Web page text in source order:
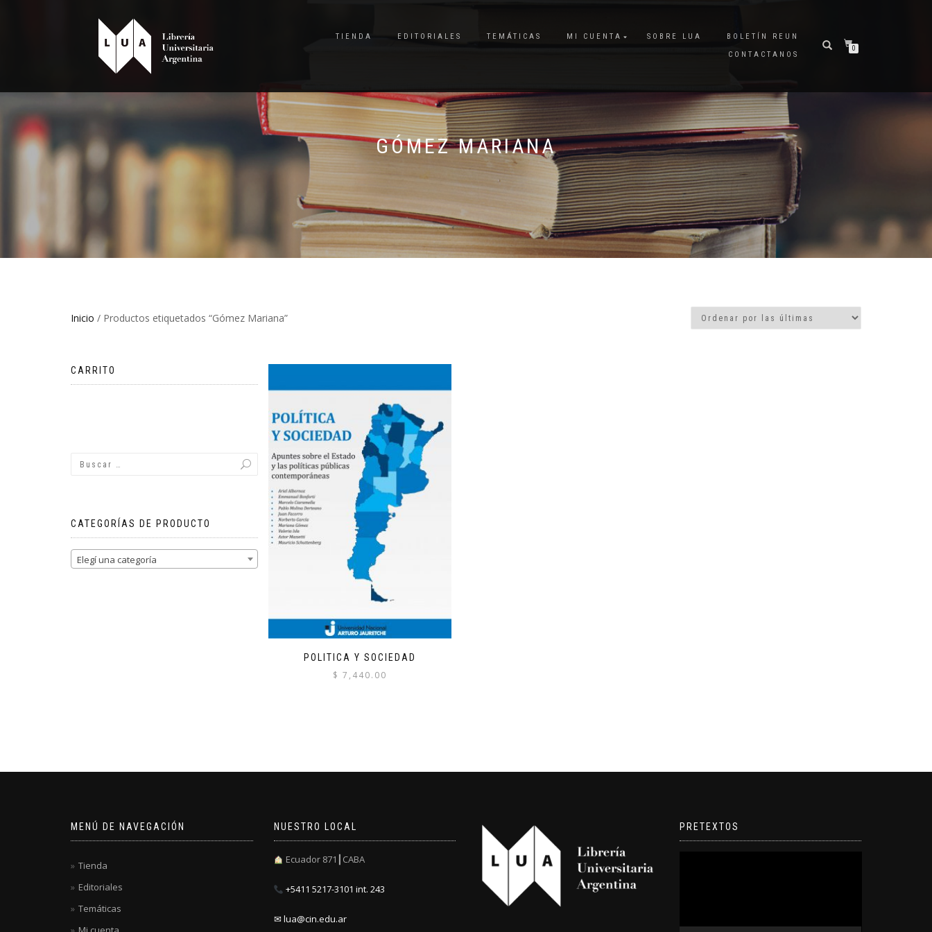
TIENDA EDITORIALES TEMÁTICAS MI CUENTA SOBRE LUA
BOLETÍN REUN
CONTACTANOS
0
GÓMEZ MARIANA
Inicio / Productos etiquetados “Gómez Mariana”
POLITICA Y SOCIEDAD
$ 7,440.00
CARRITO
CATEGORÍAS DE PRODUCTO
Elegí una categoría
MENÚ DE NAVEGACIÓN
Tienda
Editoriales
Temáticas
NUESTRO LOCAL
Ecuador 871┃CABA
+5411 5217-3101 int. 243
✉ lua@cin.edu.ar
PRETEXTOS